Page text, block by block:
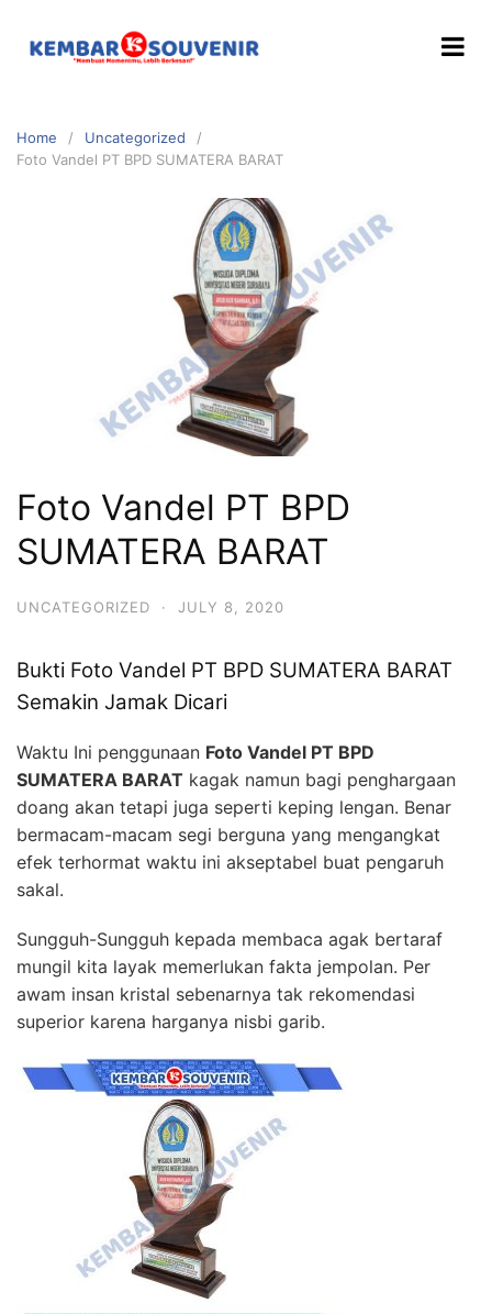
Home
Uncategorized
Foto Vandel PT BPD SUMATERA BARAT
Foto Vandel PT BPD
SUMATERA BARAT
UNCATEGORIZED · JULY 8, 2020
Bukti Foto Vandel PT BPD SUMATERA BARAT
Semakin Jamak Dicari
Waktu Ini penggunaan Foto Vandel PT BPD
SUMATERA BARAT kagak namun bagi penghargaan
doang akan tetapi juga seperti keping lengan. Benar
bermacam-macam segi berguna yang mengangkat
efek terhormat waktu ini akseptabel buat pengaruh
sakal.
Sungguh-Sungguh kepada membaca agak bertaraf
mungil kita layak memerlukan fakta jempolan. Per
awam insan kristal sebenarnya tak rekomendasi
superior karena harganya nisbi garib.